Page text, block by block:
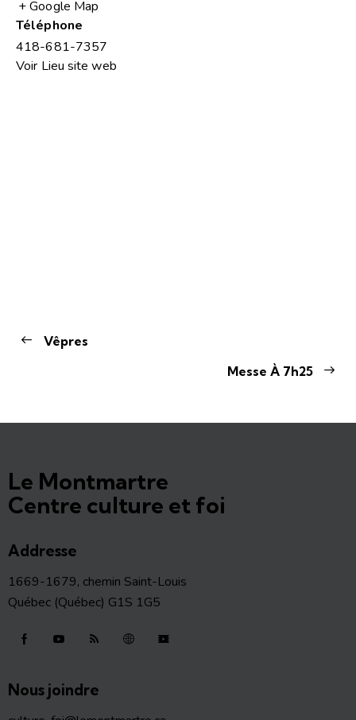
+ Google Map
Téléphone
418-681-7357
Voir Lieu site web
Vêpres
Messe À 7h25
Le Montmartre
Centre culture et foi
Addresse
1669-1679, chemin Saint-Louis
Québec (Québec) G1S 1G5
Nous joindre